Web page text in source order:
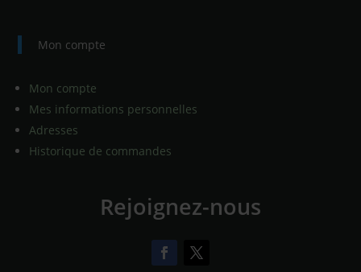
Mon compte
Mon compte
Mes informations personnelles
Adresses
Historique de commandes
Rejoignez-nous